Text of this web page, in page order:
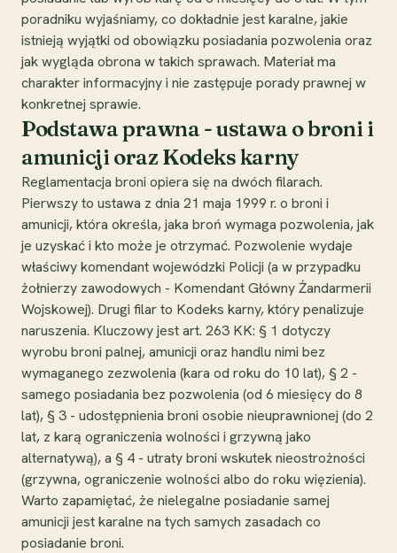
poradniku wyjaśniamy, co dokładnie jest karalne, jakie
istnieją wyjątki od obowiązku posiadania pozwolenia oraz
jak wygląda obrona w takich sprawach. Materiał ma
charakter informacyjny i nie zastępuje porady prawnej w
konkretnej sprawie.
Podstawa prawna - ustawa o broni i
amunicji oraz Kodeks karny
Reglamentacja broni opiera się na dwóch filarach.
Pierwszy to ustawa z dnia 21 maja 1999 r. o broni i
amunicji, która określa, jaka broń wymaga pozwolenia, jak
je uzyskać i kto może je otrzymać. Pozwolenie wydaje
właściwy komendant wojewódzki Policji (a w przypadku
żołnierzy zawodowych - Komendant Główny Żandarmerii
Wojskowej). Drugi filar to Kodeks karny, który penalizuje
naruszenia. Kluczowy jest art. 263 KK: § 1 dotyczy
wyrobu broni palnej, amunicji oraz handlu nimi bez
wymaganego zezwolenia (kara od roku do 10 lat), § 2 -
samego posiadania bez pozwolenia (od 6 miesięcy do 8
lat), § 3 - udostępnienia broni osobie nieuprawnionej (do 2
lat, z karą ograniczenia wolności i grzywną jako
alternatywą), a § 4 - utraty broni wskutek nieostrożności
(grzywna, ograniczenie wolności albo do roku więzienia).
Warto zapamiętać, że nielegalne posiadanie samej
amunicji jest karalne na tych samych zasadach co
posiadanie broni.